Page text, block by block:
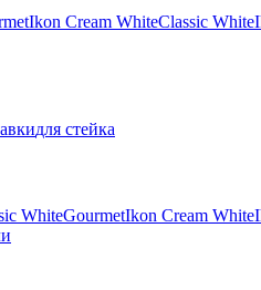
Ikon Cream WhiteClassic White
для стейка
WhiteGourmetIkon Cream White